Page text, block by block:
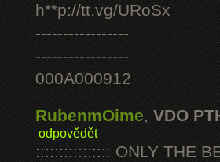
h**p://tt.vg/URoSx
-----------------
-----------------
000A000912
RubenmOime, VDO
odpovědět
:::::::::::::::: ONLY THE